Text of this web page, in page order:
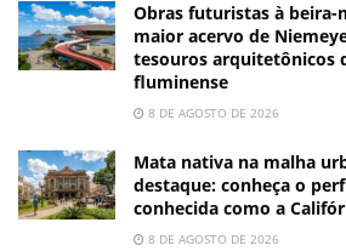
Obras futuristas à beira-
maior acervo de
tesouros arquitetônicos
fluminense
8 DE AGOSTO DE 2026
Mata nativa na malha
destaque: conheça o
conhecida como a
8 DE AGOSTO DE 2026